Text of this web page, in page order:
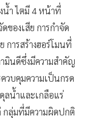
น้ำ ไตมี 4 หน้าที่
ของเสีย การกำจัด
การสร้างฮอร์โมนที่
ามินดีซึ่งมีความสำคัญ
วบคุมความเป็นกรด
ลน้ำและเกลือแร่
กลุ่มที่มีความผิดปกติ